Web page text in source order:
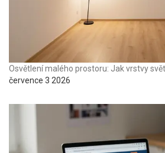
Osvětlení malého prostoru: Jak vrstvy
července 3 2026